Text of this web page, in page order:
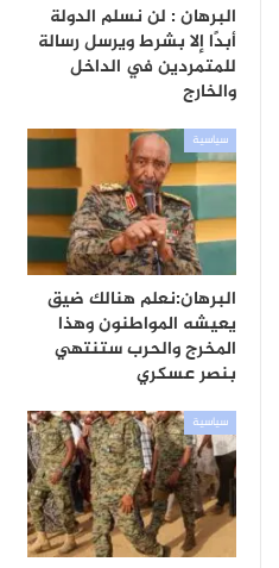
البرهان : لن نسلم الدولة
أبدًا إلا بشرط ويرسل رسالة
للمتمردين في الداخل
والخارج
سياسية
البرهان:نعلم هنالك ضيق
يعيشه المواطنون وهذا
المخرج والحرب ستنتهي
بنصر عسكري
سياسية